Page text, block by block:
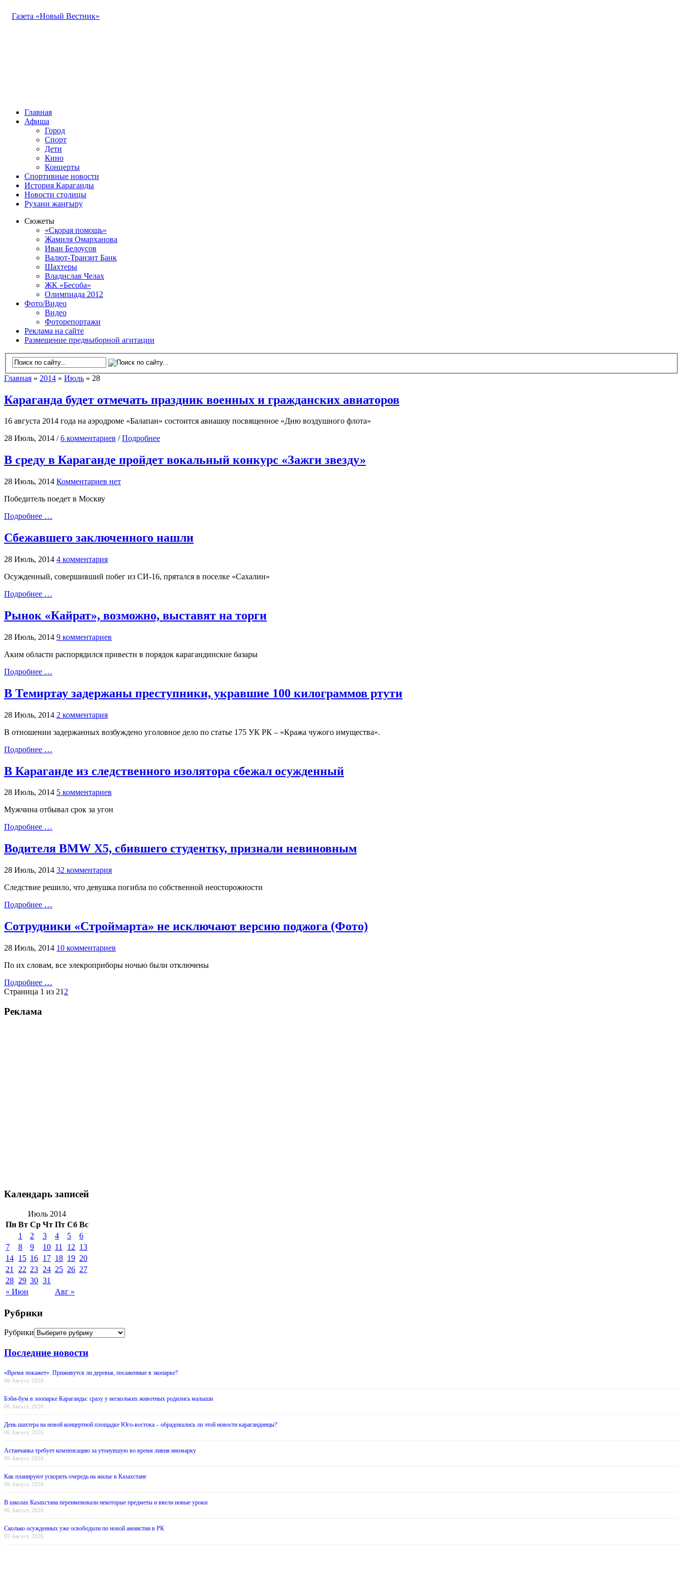
Газета «Новый Вестник»
Главная
Афиша
Город
Спорт
Дети
Кино
Концерты
Спортивные новости
История Караганды
Новости столицы
Рухани жаңғыру
Сюжеты
«Скорая помощь»
Жамиля Омарханова
Иван Белоусов
Валют-Транзит Банк
Шахтеры
Владислав Челах
ЖК «Бесоба»
Олимпиада 2012
Фото/Видео
Видео
Фоторепортажи
Реклама на сайте
Размещение предвыборной агитации
Главная » 2014 » Июль » 28
Караганда будет отмечать праздник военных и гражданских авиаторов
16 августа 2014 года на аэродроме «Балапан» состоится авиашоу посвященное «Дню воздушного флота»
28 Июль, 2014 /6 комментариев /Подробнее
В среду в Караганде пройдет вокальный конкурс «Зажги звезду»
28 Июль, 2014 Комментариев нет
Победитель поедет в Москву
Подробнее …
Сбежавшего заключенного нашли
28 Июль, 2014 4 комментария
Осужденный, совершивший побег из СИ-16, прятался в поселке «Сахалин»
Подробнее …
Рынок «Кайрат», возможно, выставят на торги
28 Июль, 2014 9 комментариев
Аким области распорядился привести в порядок карагандинские базары
Подробнее …
В Темиртау задержаны преступники, укравшие 100 килограммов ртути
28 Июль, 2014 2 комментария
В отношении задержанных возбуждено уголовное дело по статье 175 УК РК – «Кража чужого имущества».
Подробнее …
В Караганде из следственного изолятора сбежал осужденный
28 Июль, 2014 5 комментариев
Мужчина отбывал срок за угон
Подробнее …
Водителя BMW X5, сбившего студентку, признали невиновным
28 Июль, 2014 32 комментария
Следствие решило, что девушка погибла по собственной неосторожности
Подробнее …
Сотрудники «Строймарта» не исключают версию поджога (Фото)
28 Июль, 2014 10 комментариев
По их словам, все элекроприборы ночью были отключены
Подробнее …
Страница 1 из 21 2
Реклама
Календарь записей
Июль 2014
Пн Вт Ср Чт Пт Сб Вс
« Июн Авг »
1 2 3 4 5
6
7
8 9 10 11 12 13
14 15 16 17 18 19 20
21
22 23 24 25 26 27
28 29 30 31
Рубрики
Рубрики
Последние новости
«Время покажет». Приживутся ли деревья, посаженные в экопарке?
06 Август, 2026
Бэби-бум в зоопарке Караганды: сразу у нескольких животных родились малыши
06 Август, 2026
День шахтера на новой концертной площадке Юго-востока – обрадовались ли этой новости карагандинцы?
06 Август, 2026
Астанчанка требует компенсацию за утонувшую во время ливня иномарку
06 Август, 2026
Как планируют ускорять очередь на жилье в Казахстане
06 Август, 2026
В школах Казахстана переименовали некоторые предметы и ввели новые уроки
06 Август, 2026
Сколько осужденных уже освободили по новой амнистии в РК
05 Август, 2026